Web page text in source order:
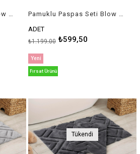
ADET
₺599,50
₺1.199,00
Tükendi
Yeni
Ürün
Fırsat Ürünü